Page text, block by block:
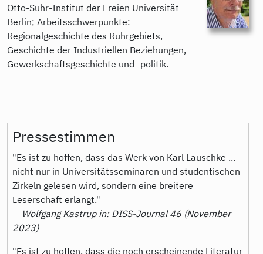
Otto-Suhr-Institut der Freien Universität
Berlin; Arbeitsschwerpunkte:
Regionalgeschichte des Ruhrgebiets,
Geschichte der Industriellen Beziehungen,
Gewerkschaftsgeschichte und -politik.
Pressestimmen
"Es ist zu hoffen, dass das Werk von Karl Lauschke ...
nicht nur in Universitätsseminaren und studentischen
Zirkeln gelesen wird, sondern eine breitere
Leserschaft erlangt."
Wolfgang Kastrup in: DISS-Journal 46 (November
2023)
"Es ist zu hoffen, dass die noch erscheinende Literatur